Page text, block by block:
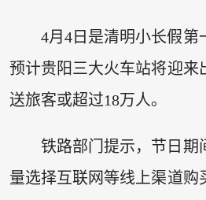
4月4日是清明小长假第
预计贵阳三大火车站将迎来
送旅客或超过18万人。
铁路部门提示，节日期
量选择互联网等线上渠道购